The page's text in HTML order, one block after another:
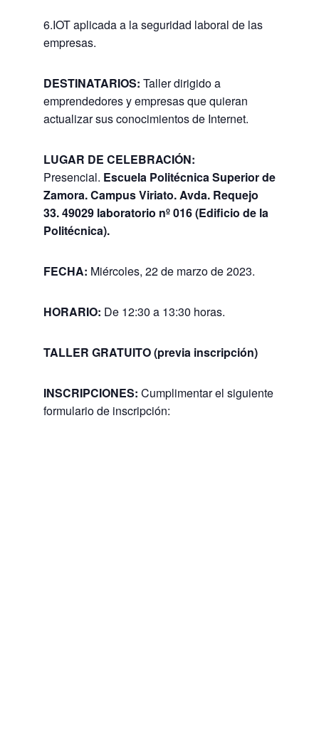
6.IOT aplicada a la seguridad laboral de las
empresas.
DESTINATARIOS: Taller dirigido a
emprendedores y empresas que quieran
actualizar sus conocimientos de Internet.
LUGAR DE CELEBRACIÓN:
Presencial. Escuela Politécnica Superior de
Zamora. Campus Viriato. Avda. Requejo
33. 49029 laboratorio nº 016 (Edificio de la
Politécnica).
FECHA: Miércoles, 22 de marzo de 2023.
HORARIO: De 12:30 a 13:30 horas.
TALLER GRATUITO (previa inscripción)
INSCRIPCIONES: Cumplimentar el siguiente
formulario de inscripción: